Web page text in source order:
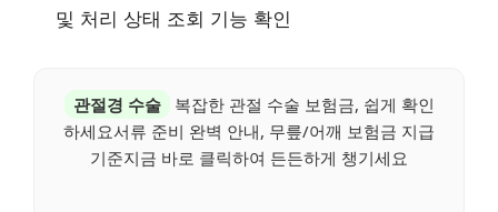
및 처리 상태 조회 기능 확인
관절경 수술
복잡한 관절 수술 보험금, 쉽게 확인
하세요서류 준비 완벽 안내, 무릎/어깨 보험금 지급
기준지금 바로 클릭하여 든든하게 챙기세요